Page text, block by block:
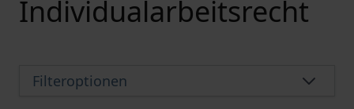
Individualarbeitsrecht
Filteroptionen